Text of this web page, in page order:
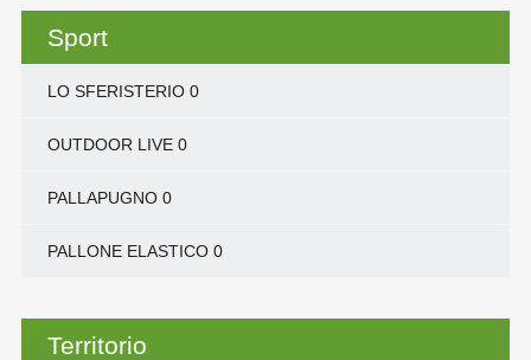
Sport
LO SFERISTERIO0
OUTDOOR LIVE0
PALLAPUGNO0
PALLONE ELASTICO0
Territorio